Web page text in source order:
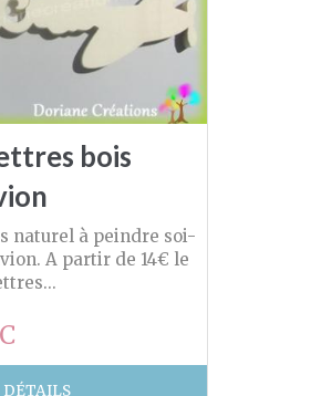
bois
naturel à peindre soi-
A partir de 14€ le
DÉTAILS